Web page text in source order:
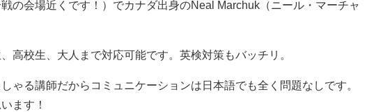
の会場近くです！）でカナダ出身のNeal Marchuk（ニール・マーチャ
高校生、大人まで対応可能です。英検対策もバッチリ。
ゃる講師だからコミュニケーションは日本語でも全く問題なしです。
ます！